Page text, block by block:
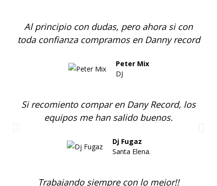
Al principio con dudas, pero ahora si con
toda confianza compramos en Danny record
Peter Mix
DJ
Si recomiento compar en Dany Record, los
equipos me han salido buenos.
Dj Fugaz
Santa Elena.
Trabajando siempre con lo mejor!!